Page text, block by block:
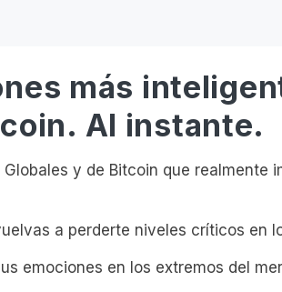
más
Al instante.
y de Bitcoin que realmente
a perderte niveles críticos en
emociones en los extremos del